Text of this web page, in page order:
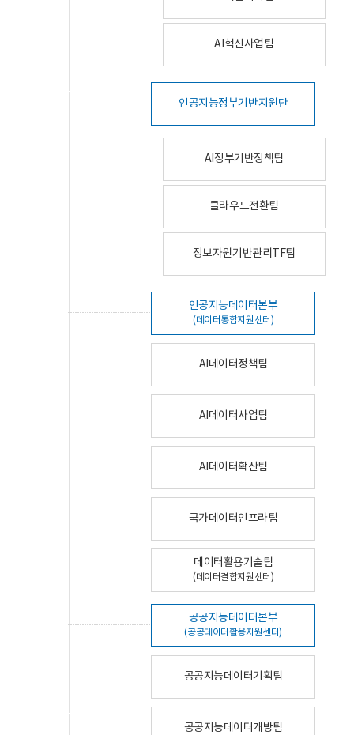
AI혁신사업팀
인공지능정부기반지원단
AI정부기반정책팀
클라우드전환팀
정보자원기반관리TF팀
인공지능데이터본부
(데이터통합지원센터)
AI데이터정책팀
AI데이터사업팀
AI데이터확산팀
국가데이터인프라팀
데이터활용기술팀
(데이터결합지원센터)
공공지능데이터본부
(공공데이터활용지원센터)
공공지능데이터기획팀
공공지능데이터개방팀